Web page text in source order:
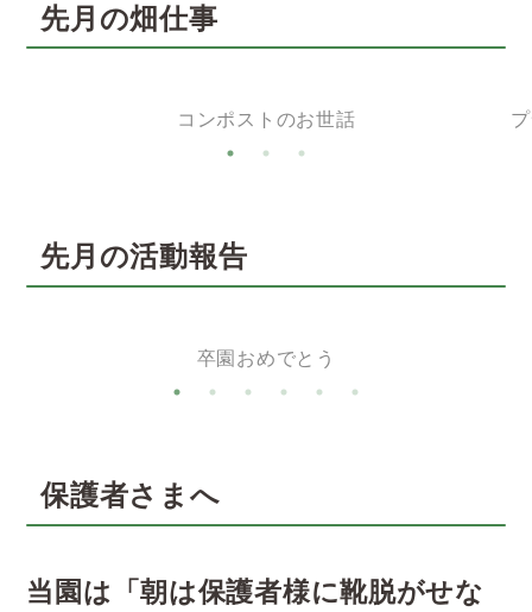
先月の畑仕事
コンポストのお世話
先月の活動報告
卒園おめでとう
保護者さまへ
当園は「朝は保護者様に靴脱がせな